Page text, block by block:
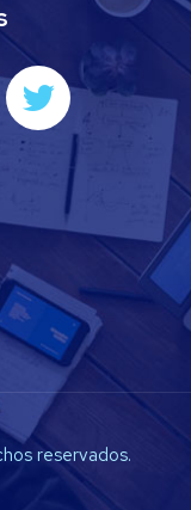
reservados.